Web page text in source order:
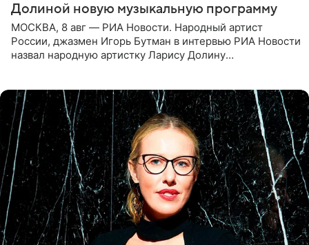
Долиной новую музыкальную программу
МОСКВА, 8 авг — РИА Новости. Народный артист
России, джазмен Игорь Бутман в интервью РИА Новости
назвал народную артистку Ларису Долину